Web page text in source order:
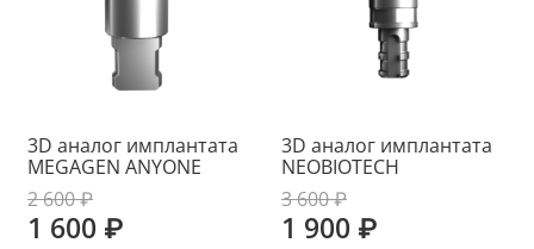
3D аналог имплантата
MEGAGEN ANYONE
2 600 ₽
1 600 ₽
3D аналог имплантата
NEOBIOTECH
3 600 ₽
1 900 ₽